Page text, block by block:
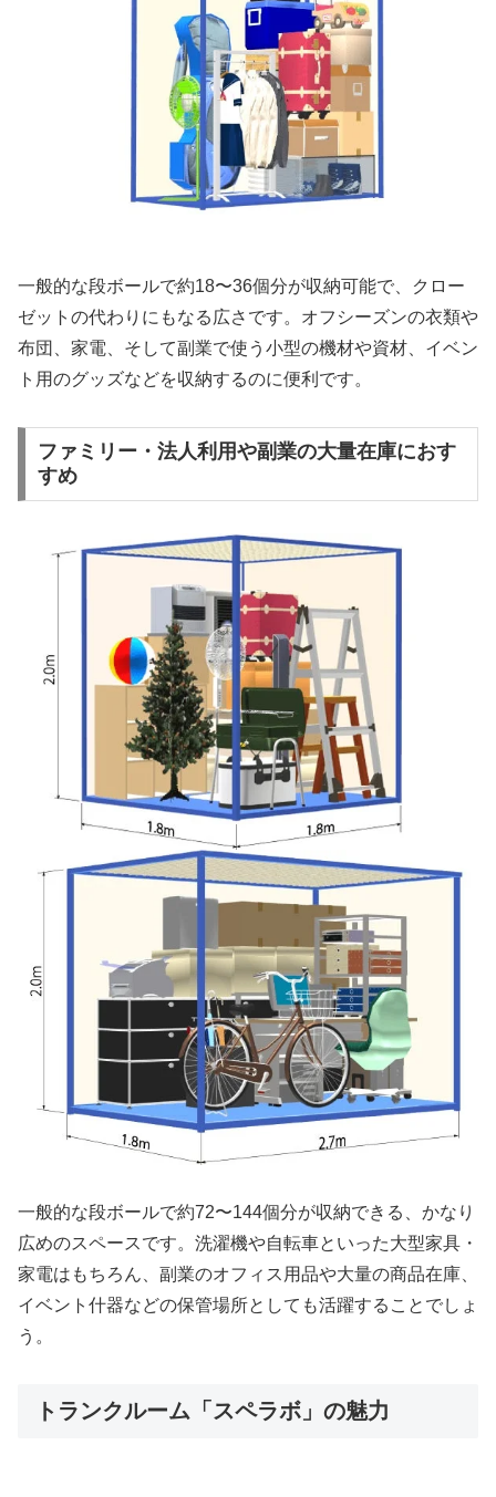
一般的な段ボールで約18〜36個分が収納可能で、クロー
ゼットの代わりにもなる広さです。オフシーズンの衣類や
布団、家電、そして副業で使う小型の機材や資材、イベン
ト用のグッズなどを収納するのに便利です。
ファミリー・法人利用や副業の大量在庫におす
すめ
一般的な段ボールで約72〜144個分が収納できる、かなり
広めのスペースです。洗濯機や自転車といった大型家具・
家電はもちろん、副業のオフィス用品や大量の商品在庫、
イベント什器などの保管場所としても活躍することでしょ
う。
トランクルーム「スペラボ」の魅力